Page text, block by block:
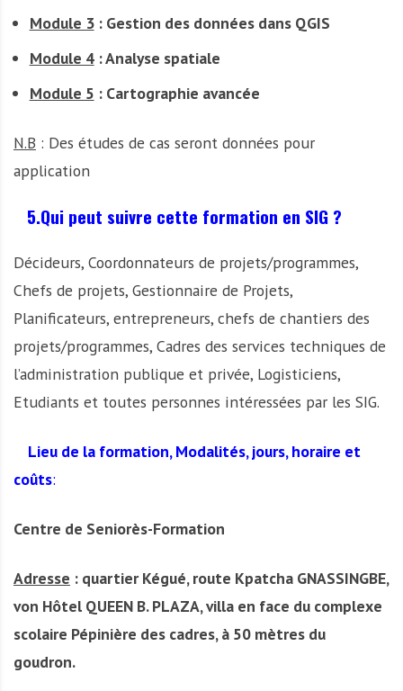
Module 3: Gestion des données dans QGIS
Module 4: Analyse spatiale
Module 5 : Cartographie avancée
N.B : Des études de cas seront données pour
application
5.Qui peut suivre cette formation en SIG ?
Décideurs, Coordonnateurs de projets/programmes,
Chefs de projets, Gestionnaire de Projets,
Planificateurs, entrepreneurs, chefs de chantiers des
projets/programmes, Cadres des services techniques de
l’administration publique et privée, Logisticiens,
Etudiants et toutes personnes intéressées par les SIG.
Lieu de la formation, Modalités, jours, horaire et
coûts:
Centre de Seniorès-Formation
Adresse : quartier Kégué, route Kpatcha GNASSINGBE,
von Hôtel QUEEN B. PLAZA, villa en face du complexe
scolaire Pépinière des cadres, à 50 mètres du
goudron.